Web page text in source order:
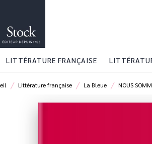
LITTÉRATURE FRANÇAISE
/ Littérature française / La Bleue / NOUS